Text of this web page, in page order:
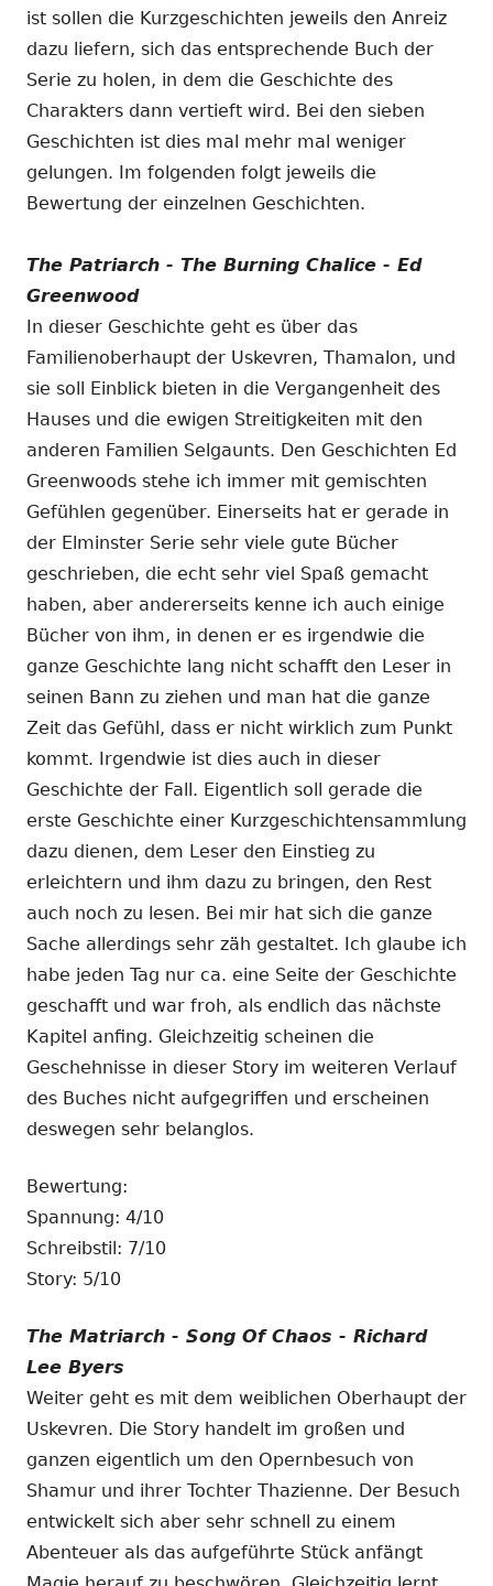
ist sollen die Kurzgeschichten jeweils den Anreiz
dazu liefern, sich das entsprechende Buch der
Serie zu holen, in dem die Geschichte des
Charakters dann vertieft wird. Bei den sieben
Geschichten ist dies mal mehr mal weniger
gelungen. Im folgenden folgt jeweils die
Bewertung der einzelnen Geschichten.
The Patriarch - The Burning Chalice - Ed
Greenwood
In dieser Geschichte geht es über das
Familienoberhaupt der Uskevren, Thamalon, und
sie soll Einblick bieten in die Vergangenheit des
Hauses und die ewigen Streitigkeiten mit den
anderen Familien Selgaunts. Den Geschichten Ed
Greenwoods stehe ich immer mit gemischten
Gefühlen gegenüber. Einerseits hat er gerade in
der Elminster Serie sehr viele gute Bücher
geschrieben, die echt sehr viel Spaß gemacht
haben, aber andererseits kenne ich auch einige
Bücher von ihm, in denen er es irgendwie die
ganze Geschichte lang nicht schafft den Leser in
seinen Bann zu ziehen und man hat die ganze
Zeit das Gefühl, dass er nicht wirklich zum Punkt
kommt. Irgendwie ist dies auch in dieser
Geschichte der Fall. Eigentlich soll gerade die
erste Geschichte einer Kurzgeschichtensammlung
dazu dienen, dem Leser den Einstieg zu
erleichtern und ihm dazu zu bringen, den Rest
auch noch zu lesen. Bei mir hat sich die ganze
Sache allerdings sehr zäh gestaltet. Ich glaube ich
habe jeden Tag nur ca. eine Seite der Geschichte
geschafft und war froh, als endlich das nächste
Kapitel anfing. Gleichzeitig scheinen die
Geschehnisse in dieser Story im weiteren Verlauf
des Buches nicht aufgegriffen und erscheinen
deswegen sehr belanglos.
Bewertung:
Spannung: 4/10
Schreibstil: 7/10
Story: 5/10
The Matriarch - Song Of Chaos - Richard
Lee Byers
Weiter geht es mit dem weiblichen Oberhaupt der
Uskevren. Die Story handelt im großen und
ganzen eigentlich um den Opernbesuch von
Shamur und ihrer Tochter Thazienne. Der Besuch
entwickelt sich aber sehr schnell zu einem
Abenteuer als das aufgeführte Stück anfängt